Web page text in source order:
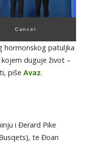
Cancel
hormonskog patuljka
duguje život –
piše Avaz.
i Đerard Pike
te Đoan